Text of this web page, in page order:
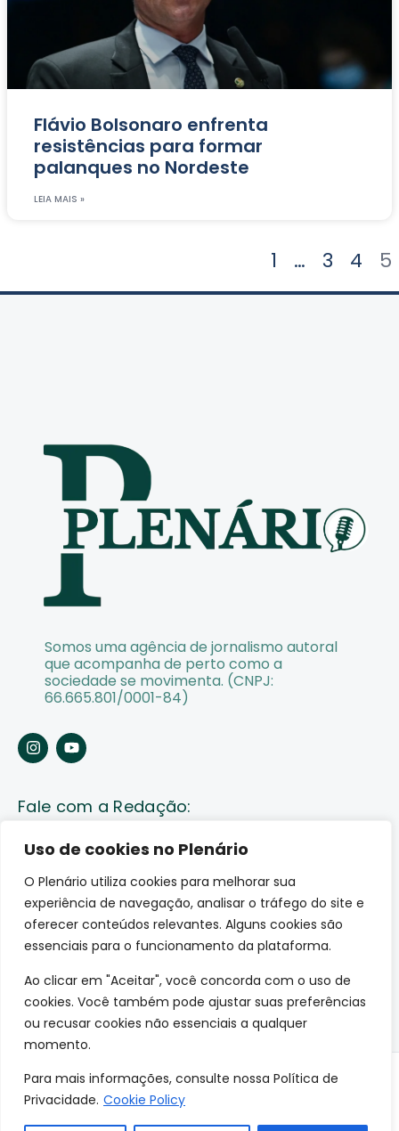
Uso de cookies no Plenário
O Plenário utiliza cookies para melhorar sua
experiência de navegação, analisar o tráfego do site e
oferecer conteúdos relevantes. Alguns cookies são
essenciais para o funcionamento da plataforma.
Ao clicar em "Aceitar", você concorda com o uso de
cookies. Você também pode ajustar suas preferências
ou recusar cookies não essenciais a qualquer
momento.
Para mais informações, consulte nossa Política de
Privacidade. Cookie Policy
Flávio Bolsonaro enfrenta
resistências para formar
palanques no Nordeste
LEIA MAIS »
1 … 3 4 5
Somos uma agência de jornalismo autoral
que acompanha de perto como a
sociedade se movimenta. (CNPJ:
66.665.801/0001-84)
Fale com a Redação:
Enviar pauta
Fale conosco
Av. Lauro Sodré, 1259. Olaria – Porto Velho (RO)
CEP: 76801-289
© 2026 O Plenário. Todos os direitos reservados.
Site desenvolvido por: